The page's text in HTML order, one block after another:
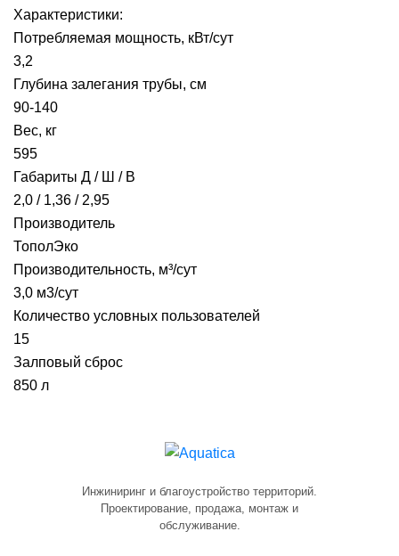
Характеристики:
Потребляемая мощность, кВт/сут
3,2
Глубина залегания трубы, см
90-140
Вес, кг
595
Габариты Д / Ш / В
2,0 / 1,36 / 2,95
Производитель
ТополЭко
Производительность, м³/сут
3,0 м3/сут
Количество условных пользователей
15
Залповый сброс
850 л
Инжиниринг и благоустройство территорий.
Проектирование, продажа, монтаж и
обслуживание.